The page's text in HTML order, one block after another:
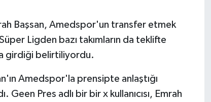
Başsan, Amedspor'un transfer etmek
Ligden bazı takımların da teklifte
girdiği belirtiliyordu.
Amedspor'la prensipte anlaştığı
Geen Pres adlı bir bir x kullanıcısı, Emrah